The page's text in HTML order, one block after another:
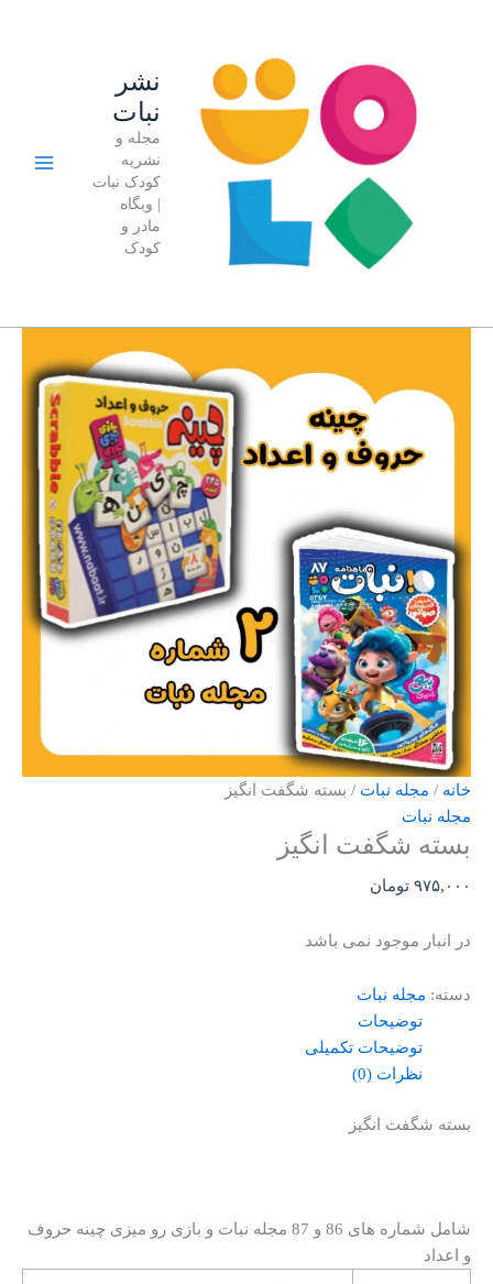
نشر
نبات
مجله و
نشریه
کودک نبات
| وبگاه
مادر و
کودک
خانه / مجله نبات / بسته شگفت انگیز
مجله نبات
بسته شگفت انگیز
۹۷۵,۰۰۰ تومان
در انبار موجود نمی باشد
دسته: مجله نبات
توضیحات
توضیحات تکمیلی
نظرات (0)
بسته شگفت انگیز
شامل شماره های 86 و 87 مجله نبات و بازی رو میزی چینه حروف
و اعداد